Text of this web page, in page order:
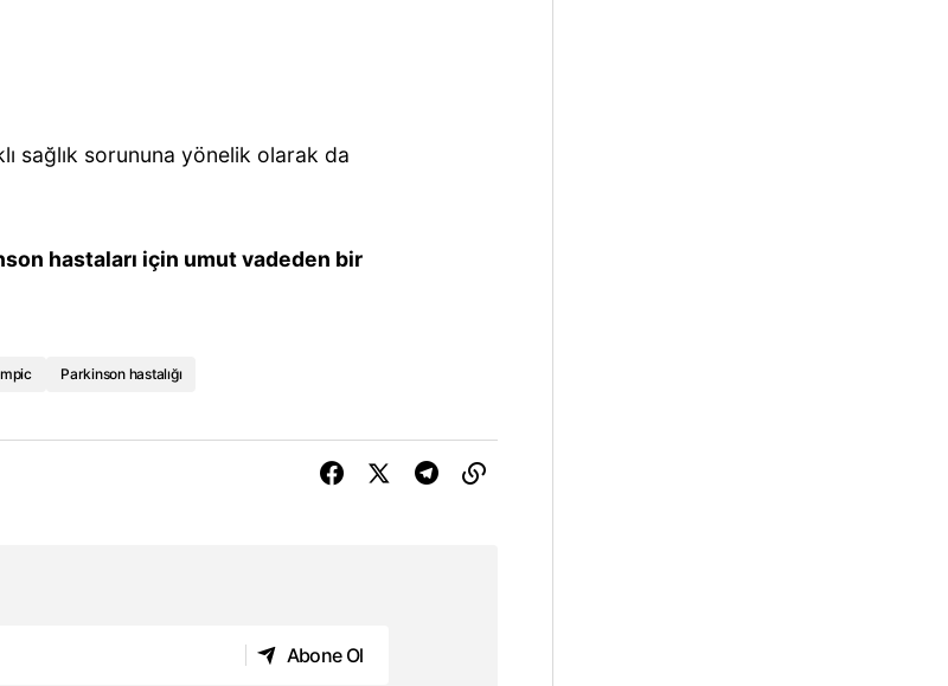
sağlık sorununa yönelik olarak da
hastaları için umut vadeden bir
Parkinson hastalığı
Abone Ol